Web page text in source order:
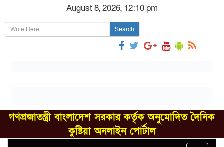
August 8, 2026, 12:10 pm
Search
গণপ্রজাতন্ত্রী বাংলাদেশ সরকার কর্তৃক অনুমোদিত দৈনিক
কুষ্টিয়া অনলাইন পোর্টাল